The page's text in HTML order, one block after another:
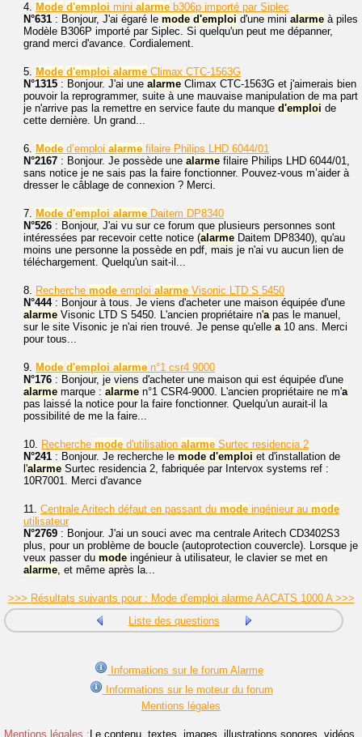
4. Mode d'emploi mini alarme b306p importé par Siplec
N°631 : Bonjour, J'ai égaré le mode d'emploi d'une mini alarme à piles
Modèle B306P importé par Siplec. Si quelqu'un peut me dépanner,
grand merci d'avance. Cordialement.
5. Mode d'emploi alarme Climax CTC-1563G
N°1315 : Bonjour. J'ai une alarme Climax CTC-1563G et j'aimerais bien
pouvoir la reprogrammer, suite à une mauvaise manipulation de ma part
je n'arrive pas la remettre en service faute du manque d'emploi de
cette dernière. Un grand...
6. Mode d’emploi alarme filaire Philips LHD 6044/01
N°2167 : Bonjour. Je possède une alarme filaire Philips LHD 6044/01,
sans notice je ne sais pas la faire fonctionner. Pouvez-vous m’aider à
dresser le câblage de connexion ? Merci.
7. Mode d'emploi alarme Daitem DP8340
N°526 : Bonjour, J'ai vu sur ce forum que plusieurs personnes sont
intéressées par recevoir cette notice (alarme Daitem DP8340), qu'au
moins une personne la possède en pdf, mais je n'ai vu aucun lien de
téléchargement. Quelqu'un sait-il...
8. Recherche mode emploi alarme Visonic LTD S 5450
N°444: Bonjour à tous. Je viens d'acheter une maison équipée d'une
alarme Visonic LTD S 5450. L'ancien propriétaire n'apas le manuel,
sur le site Visonic je n'ai rien trouvé. Je pense qu'elle a10 ans. Merci
pour tous...
9. Mode d'emploi alarme n°1 csr4 9000
N°176 : Bonjour, je viens d'acheter une maison qui est équipée d'une
alarme marque : alarme n°1 CSR4-9000. L'ancien propriétaire ne m'a
pas laissé la notice pour la faire fonctionner. Quelqu'un aurait-il la
possibilité de me la faire...
10. Recherche mode d'utilisation alarme Surtec residencia 2
N°241 : Bonjour. Je recherche le mode d'emploi et d'installation de
l'alarme Surtec residencia 2, fabriquée par Intervox systems ref :
10R7001. Merci d'avance
11. Centrale Aritech défaut en passant du mode ingénieur au mode
utilisateur
N°2769 : Bonjour. J'ai un souci avec ma centrale Aritech CD3402S3
plus, pour un problème de boucle (autoprotection couvercle). Lorsque je
veux passer du mode ingénieur à utilisateur, le clavier se met en
alarme, et même après la...
>>> Résultats suivants pour : Mode d'emploi alarme AACATS 1000 A >>>
Liste des questions
Informations sur le forum Alarme
Informations sur le moteur du forum
Mentions légales
Mentions légales : Le contenu, textes, images, illustrations sonores, vidéos,